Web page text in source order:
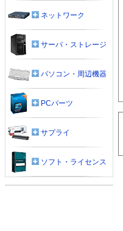
ネットワーク
サーバ・ストレージ
パソコン・周辺機器
PCパーツ
サプライ
ソフト・ライセンス